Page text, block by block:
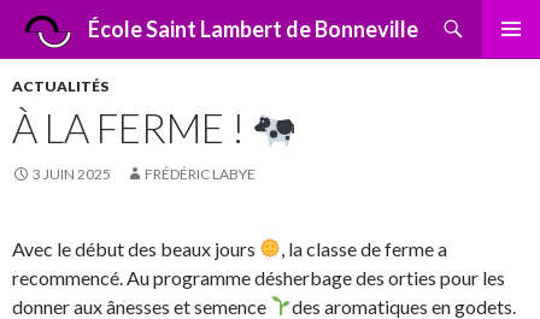
École Saint Lambert de Bonneville
Recherche
ALLER
ACTUALITÉS
À LA FERME !
3 JUIN 2025 FRÉDÉRIC LABYE
Avec le début des beaux jours
, la classe de ferme a
recommencé. Au programme désherbage des orties pour les
donner aux ânesses et semence
des aromatiques en godets.